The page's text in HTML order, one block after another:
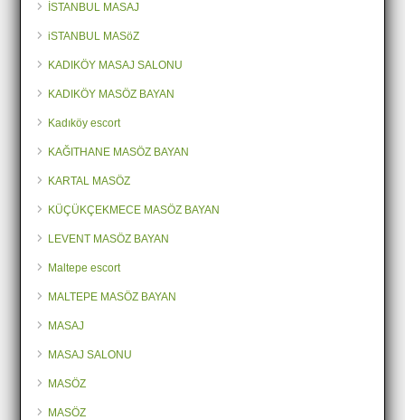
İSTANBUL MASAJ
iSTANBUL MASöZ
KADIKÖY MASAJ SALONU
KADIKÖY MASÖZ BAYAN
Kadıköy escort
KAĞITHANE MASÖZ BAYAN
KARTAL MASÖZ
KÜÇÜKÇEKMECE MASÖZ BAYAN
LEVENT MASÖZ BAYAN
Maltepe escort
MALTEPE MASÖZ BAYAN
MASAJ
MASAJ SALONU
MASÖZ
MASÖZ